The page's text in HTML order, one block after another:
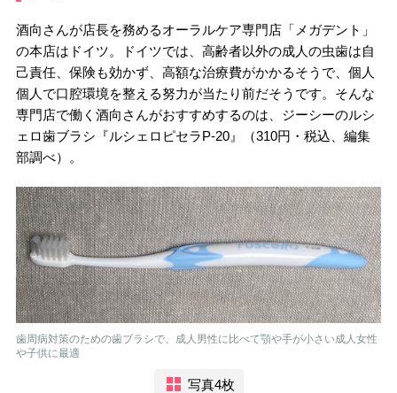
酒向さんが店長を務めるオーラルケア専門店「メガデント」
の本店はドイツ。ドイツでは、高齢者以外の成人の虫歯は自
己責任、保険も効かず、高額な治療費がかかるそうで、個人
個人で口腔環境を整える努力が当たり前だそうです。そんな
専門店で働く酒向さんがおすすめするのは、ジーシーのルシ
ェロ歯ブラシ『ルシェロピセラP-20』（310円・税込、編集
部調べ）。
歯周病対策のための歯ブラシで、成人男性に比べて顎や手が小さい成人女性
や子供に最適
写真4枚